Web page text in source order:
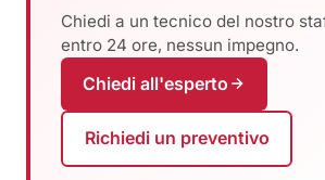
Chiedi a un tecnico del nostro
entro 24 ore, nessun impegno.
Chiedi all'esperto
Richiedi un preventivo